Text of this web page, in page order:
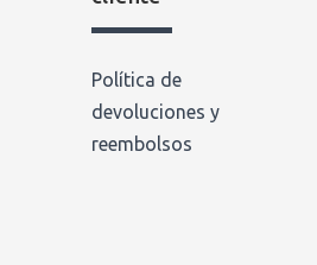
Política de
devoluciones y
reembolsos